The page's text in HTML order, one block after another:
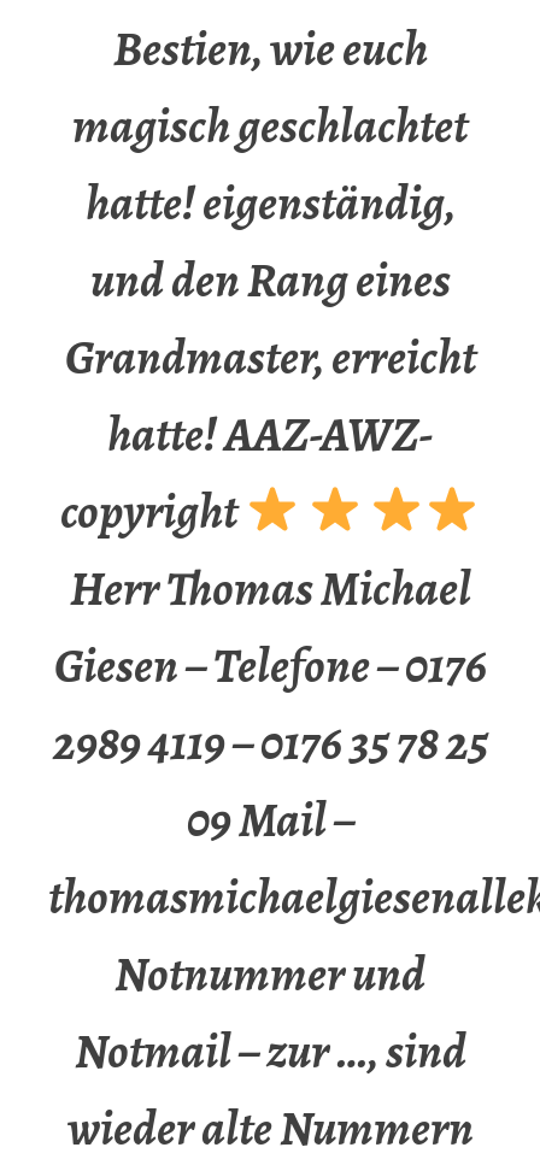
Bestien, wie euch
magisch geschlachtet
hatte! eigenständig,
und den Rang eines
Grandmaster, erreicht
hatte! AAZ-AWZ-
copyright
Herr Thomas Michael
Giesen – Telefone – 0176
2989 4119 – 0176 35 78 25
09 Mail –
Notnummer und
Notmail – zur …, sind
wieder alte Nummern